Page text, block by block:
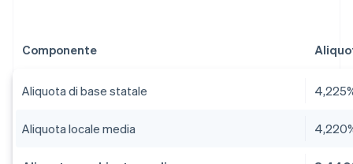
Componente
Aliquota di base statale
Aliquota locale media